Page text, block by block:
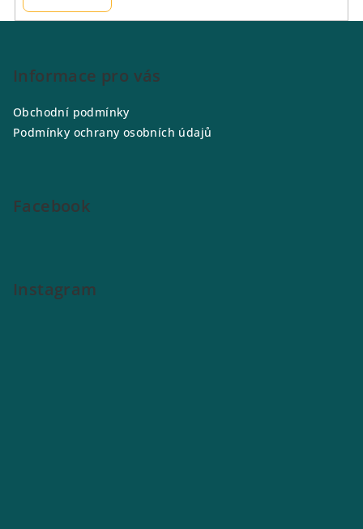
Informace pro vás
Obchodní podmínky
Podmínky ochrany osobních údajů
Facebook
Instagram